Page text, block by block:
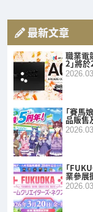
最新文章
職業電
2」將
「賽馬
品販售
「
業參展